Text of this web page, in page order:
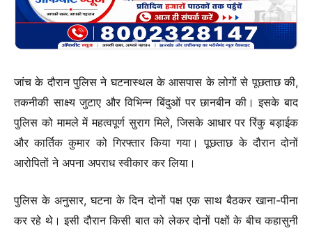
जांच के दौरान पुलिस ने घटनास्थल के आसपास के लोगों से पूछताछ की,
तकनीकी साक्ष्य जुटाए और विभिन्न बिंदुओं पर छानबीन की। इसके बाद
पुलिस को मामले में महत्वपूर्ण सुराग मिले, जिसके आधार पर रिंकु बड़ाईक
और कार्तिक कुमार को गिरफ्तार किया गया। पूछताछ के दौरान दोनों
आरोपितों ने अपना अपराध स्वीकार कर लिया।
पुलिस के अनुसार, घटना के दिन दोनों पक्ष एक साथ बैठकर खाना-पीना
कर रहे थे। इसी दौरान किसी बात को लेकर दोनों पक्षों के बीच कहासुनी